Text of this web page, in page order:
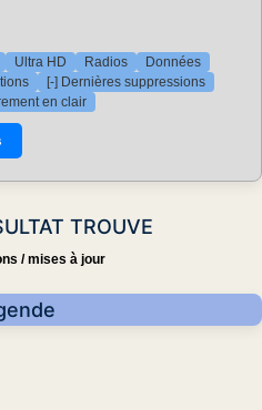
Ultra HD Radios
Données
[-] Dernières suppressions
en clair
TROUVE
/ mises à jour